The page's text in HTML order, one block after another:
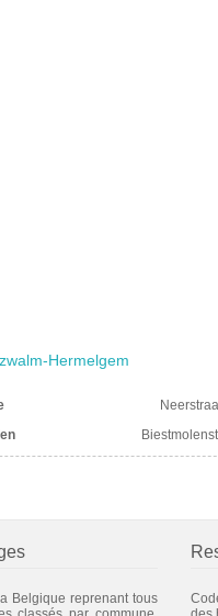
Hermelgem
Belgique reprenant tous